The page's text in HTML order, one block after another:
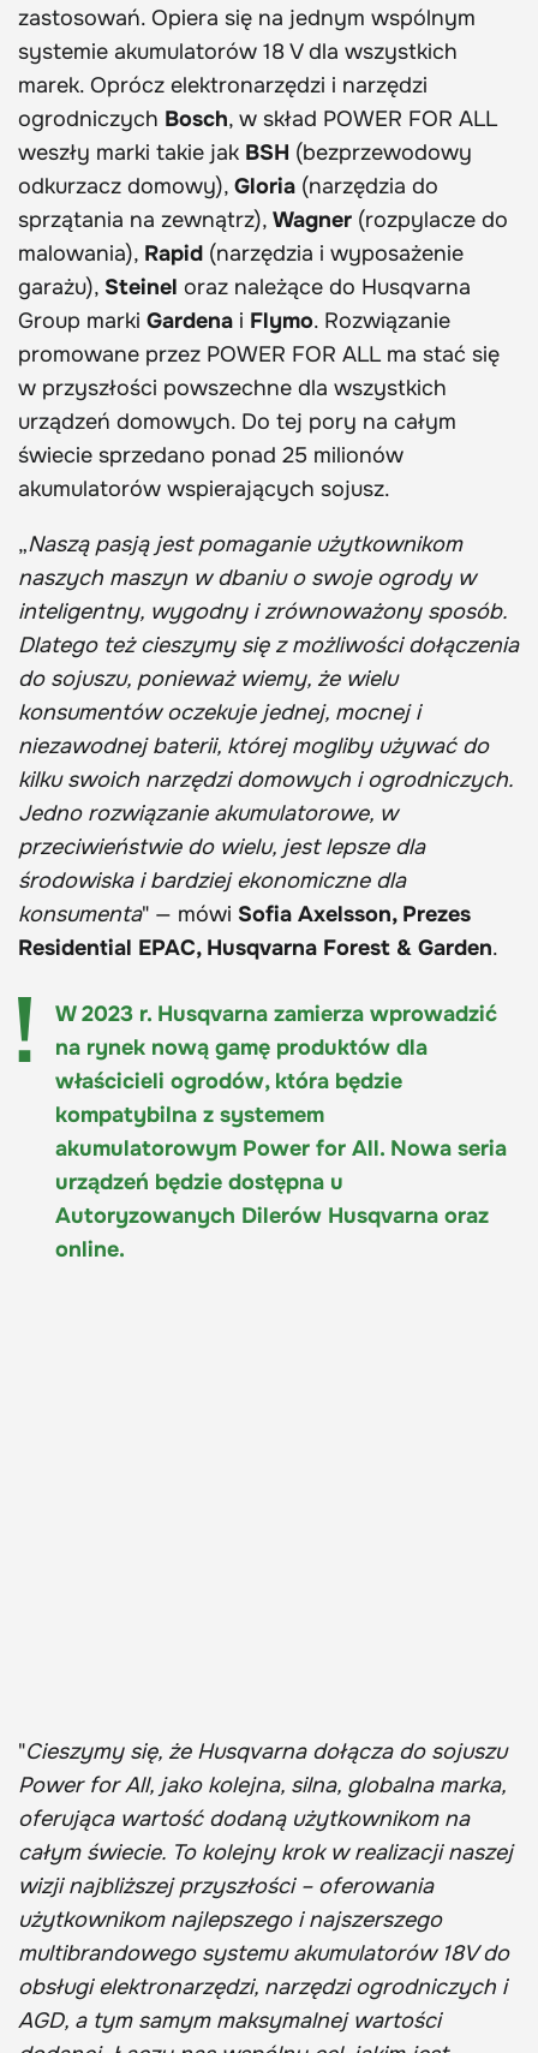
zastosowań. Opiera się na jednym wspólnym
systemie akumulatorów 18 V dla wszystkich
marek. Oprócz elektronarzędzi i narzędzi
ogrodniczych Bosch, w skład POWER FOR ALL
weszły marki takie jak BSH (bezprzewodowy
odkurzacz domowy), Gloria (narzędzia do
sprzątania na zewnątrz), Wagner (rozpylacze do
malowania), Rapid (narzędzia i wyposażenie
garażu), Steinel oraz należące do Husqvarna
Group marki Gardena i Flymo. Rozwiązanie
promowane przez POWER FOR ALL ma stać się
w przyszłości powszechne dla wszystkich
urządzeń domowych. Do tej pory na całym
świecie sprzedano ponad 25 milionów
akumulatorów wspierających sojusz.
„Naszą pasją jest pomaganie użytkownikom
naszych maszyn w dbaniu o swoje ogrody w
inteligentny, wygodny i zrównoważony sposób.
Dlatego też cieszymy się z możliwości dołączenia
do sojuszu, ponieważ wiemy, że wielu
konsumentów oczekuje jednej, mocnej i
niezawodnej baterii, której mogliby używać do
kilku swoich narzędzi domowych i ogrodniczych.
Jedno rozwiązanie akumulatorowe, w
przeciwieństwie do wielu, jest lepsze dla
środowiska i bardziej ekonomiczne dla
konsumenta" — mówi Sofia Axelsson, Prezes
Residential EPAC, Husqvarna Forest & Garden.
W 2023 r. Husqvarna zamierza wprowadzić
na rynek nową gamę produktów dla
właścicieli ogrodów, która będzie
kompatybilna z systemem
akumulatorowym Power for All. Nowa seria
urządzeń będzie dostępna u
Autoryzowanych Dilerów Husqvarna oraz
online.
"Cieszymy się, że Husqvarna dołącza do sojuszu
Power for All, jako kolejna, silna, globalna marka,
oferująca wartość dodaną użytkownikom na
całym świecie. To kolejny krok w realizacji naszej
wizji najbliższej przyszłości – oferowania
użytkownikom najlepszego i najszerszego
multibrandowego systemu akumulatorów 18V do
obsługi elektronarzędzi, narzędzi ogrodniczych i
AGD, a tym samym maksymalnej wartości